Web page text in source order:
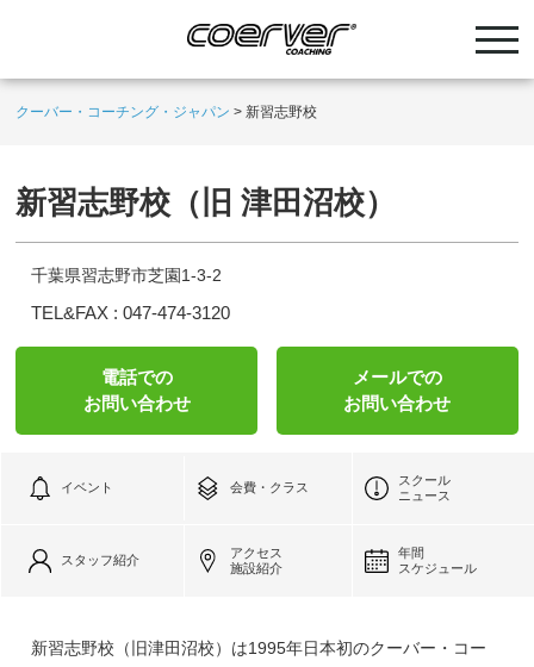
クーバー・コーチング・ジャパン > 新習志野校
新習志野校（旧 津田沼校）
千葉県習志野市芝園1-3-2
TEL&FAX :047-474-3120
電話での
お問い合わせ
メールでの
お問い合わせ
イベント 会費・クラス
スクール
ニュース
スタッフ紹介
アクセス
施設紹介
年間
スケジュール
新習志野校（旧津田沼校）は1995年日本初のクーバー・コー